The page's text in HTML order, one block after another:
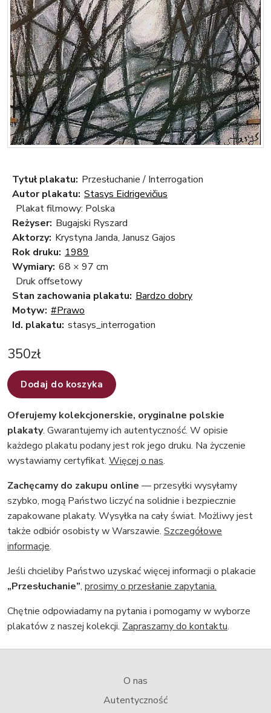
Tytuł plakatu: Przesłuchanie / Interrogation
Autor plakatu: Stasys Eidrigevičius
Plakat filmowy: Polska
Reżyser: Bugajski Ryszard
Aktorzy: Krystyna Janda, Janusz Gajos
Rok druku: 1989
Wymiary: 68 × 97 cm
Druk offsetowy
Stan zachowania plakatu: Bardzo dobry
Motyw: #Prawo
Id. plakatu: stasys_interrogation
350zł
Dodaj do koszyka
Oferujemy kolekcjonerskie, oryginalne polskie
plakaty. Gwarantujemy ich autentyczność. W opisie
każdego plakatu podany jest rok jego druku. Na życzenie
wystawiamy certyfikat. Więcej o nas.
Zachęcamy do zakupu online — przesyłki wysyłamy
szybko, mogą Państwo liczyć na solidnie i bezpiecznie
zapakowane plakaty. Wysyłka na cały świat. Możliwy jest
także odbiór osobisty w Warszawie. Szczegółowe
informacje.
Jeśli chcieliby Państwo uzyskać więcej informacji o plakacie
„Przesłuchanie”, prosimy o przesłanie zapytania.
Chętnie odpowiadamy na pytania i pomogamy w wyborze
plakatów z naszej kolekcji. Zapraszamy do kontaktu.
O nas
Autentyczność